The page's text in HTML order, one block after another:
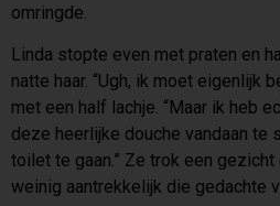
omringde.
Linda stopte even met praten en
natte haar. “Ugh, ik moet eigenlijk
met een half lachje. “Maar ik heb
deze heerlijke douche vandaan te
toilet te gaan.” Ze trok een
weinig aantrekkelijk die gedachte